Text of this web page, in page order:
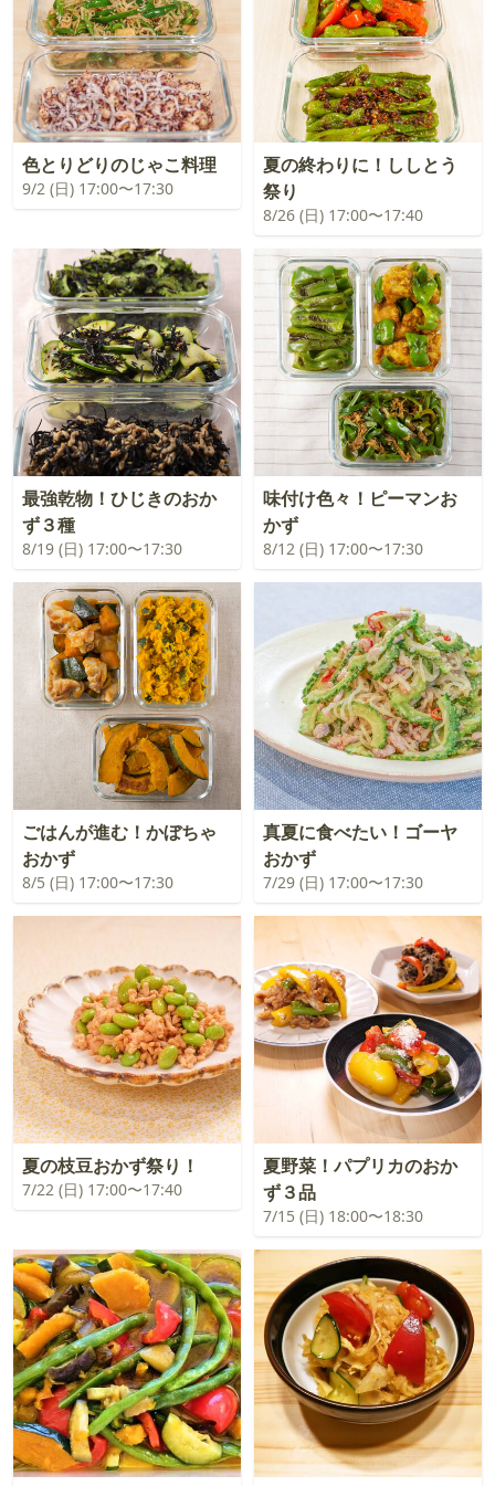
色とりどりのじゃこ料理
9/2 (日) 17:00〜17:30
夏の終わりに！ししとう
祭り
8/26 (日) 17:00〜17:40
最強乾物！ひじきのおか
ず３種
8/19 (日) 17:00〜17:30
味付け色々！ピーマンお
かず
8/12 (日) 17:00〜17:30
ごはんが進む！かぼちゃ
おかず
8/5 (日) 17:00〜17:30
真夏に食べたい！ゴーヤ
おかず
7/29 (日) 17:00〜17:30
夏の枝豆おかず祭り！
7/22 (日) 17:00〜17:40
夏野菜！パプリカのおか
ず３品
7/15 (日) 18:00〜18:30